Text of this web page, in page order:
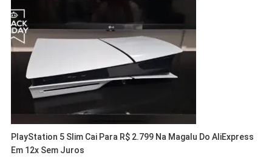
PlayStation 5 Slim Cai Para R$ 2.799 Na Magalu Do AliExpress
Em 12x Sem Juros